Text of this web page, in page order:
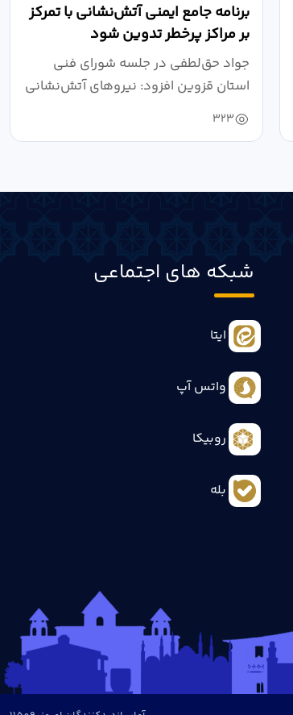
برنامه جامع ایمنی آتش‌نشانی با تمرکز
بر مراکز پرخطر تدوین شود
جواد حق‌لطفی در جلسه شورای فنی
استان قزوین افزود: نیروهای آتش‌نشانی
طی سال...
323
شبکه های اجتماعی
ایتا
واتس آپ
روبیکا
بله